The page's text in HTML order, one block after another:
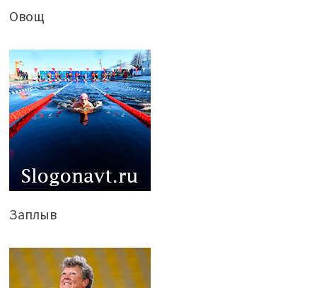
Овощ
Заплыв